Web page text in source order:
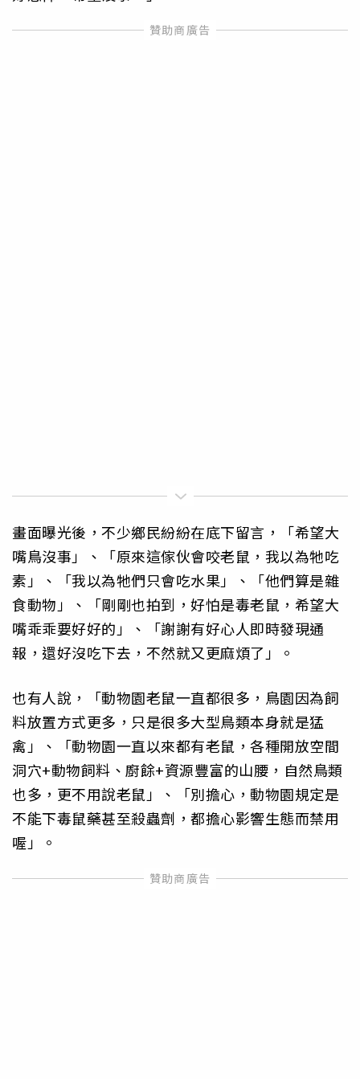
畫面曝光後，不少鄉民紛紛在底下留言，「希望大
嘴鳥沒事」、「原來這傢伙會咬老鼠，我以為牠吃
素」、「我以為牠們只會吃水果」、「他們算是雜
食動物」、「剛剛也拍到，好怕是毒老鼠，希望大
嘴乖乖要好好的」、「謝謝有好心人即時發現通
報，還好沒吃下去，不然就又更麻煩了」。
也有人說，「動物園老鼠一直都很多，鳥園因為飼
料放置方式更多，只是很多大型鳥類本身就是猛
禽」、「動物園一直以來都有老鼠，各種開放空間
洞穴+動物飼料、廚餘+資源豐富的山腰，自然鳥類
也多，更不用說老鼠」、「別擔心，動物園規定是
不能下毒鼠藥甚至殺蟲劑，都擔心影響生態而禁用
喔」。